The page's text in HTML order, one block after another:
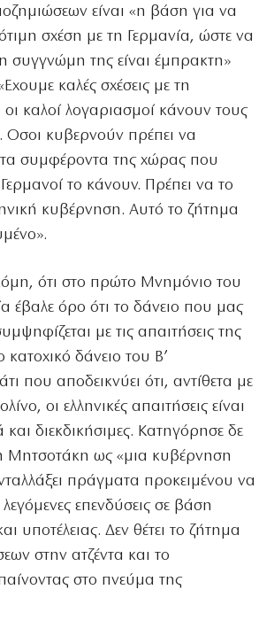
είναι «η βάση για να
σχέση με τη Γερμανία, ώστε να
η συγγνώμη της είναι έμπρακτη»
καλές σχέσεις με τη
οι καλοί λογαριασμοί κάνουν τους
Οσοι κυβερνούν πρέπει να
συμφέροντα της χώρας που
το κάνουν. Πρέπει να το
κυβέρνηση. Αυτό το ζήτημα
ότι στο πρώτο Μνημόνιο του
έβαλε όρο ότι το δάνειο που μας
με τις απαιτήσεις της
δάνειο του Β’
που αποδεικνύει ότι, αντίθετα με
οι ελληνικές απαιτήσεις είναι
και διεκδικήσιμες. Κατηγόρησε δε
Μητσοτάκη ως «μια κυβέρνηση
πράγματα προκειμένου να
λεγόμενες επενδύσεις σε βάση
υποτέλειας. Δεν θέτει το ζήτημα
στην ατζέντα και το
στο πνεύμα της